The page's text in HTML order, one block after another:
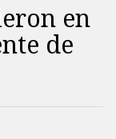
en
de